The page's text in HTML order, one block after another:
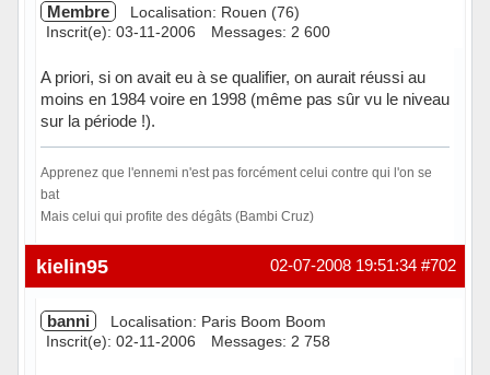
Membre
Localisation: Rouen (76)
Inscrit(e): 03-11-2006
Messages: 2 600
A priori, si on avait eu à se qualifier, on aurait réussi au
moins en 1984 voire en 1998 (même pas sûr vu le niveau
sur la période !).
Apprenez que l'ennemi n'est pas forcément celui contre qui l'on se
bat
Mais celui qui profite des dégâts (Bambi Cruz)
Hors ligne #702
02-07-2008 19:51:34
kielin95
banni
Localisation: Paris Boom Boom
Inscrit(e): 02-11-2006
Messages: 2 758